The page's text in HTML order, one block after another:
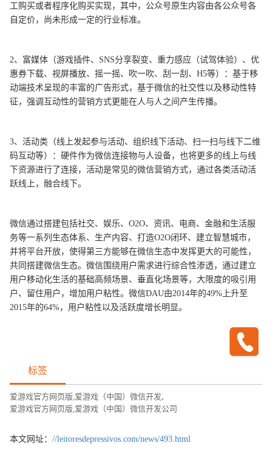
工购买或者程序化购买实现，其中，公众号原生内容由各公众号各
自定价，尚未形成一定的行业标准。
2、富媒体（游戏插件、SNS分享裂变、重力感应（试驾体验）、优
惠券下载、视屏播放、摇一摇、吹一吹、刮一刮、H5等）：基于移
动端技术呈现的丰富的广告形式，基于微信的社交性以及移动性特
征，强调互动性的营销方式更能在人与人之间产生传播。
3、活动类（线上发起参与活动、组织线下活动、扫一扫与线下二维
码互动等）：硬件作为微信连接物与人设备，也将更多的线上与线
下资源进行了连接，活动是常见的微信营销方式，通过各类活动活
跃线上，融合线下。
微信通过搭建包括社交、娱乐、O2O、资讯、电商、金融和生活服
务等一系列生态体系、生产内容、打造O2O闭环、建立智慧城市，
并将平台开放，使得第三方能够在微信生态中发挥更大的可能性，
共同搭建微信生态。微信围绕用户需求进行综合性渗透，通过建立
用户移动化生活的基础高频场景、垂直化场景等，大限度的吸引用
户、留住用户，增加用户粘性。微信DAU由2014年的49%上升至
2015年的64%，用户粘性以及活跃度增长明显。
标签
爱游戏官方网页版,爱游戏（中国）微信开发
爱游戏官方网页版,爱游戏（中国）微信开发公司
本文网址： //leitoresdepressivos.com/news/493.html